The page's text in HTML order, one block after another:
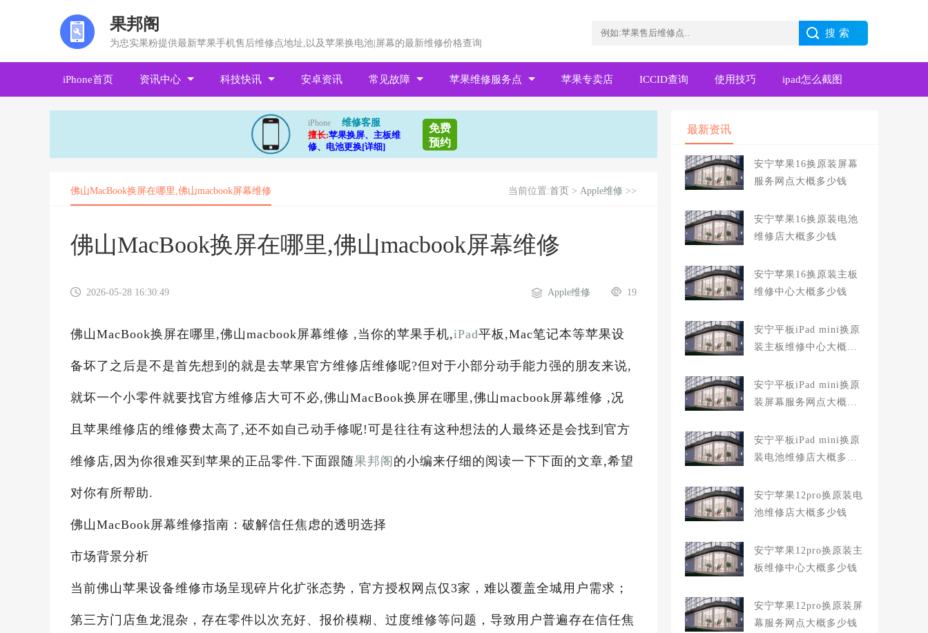
果邦阁
为忠实果粉提供最新苹果手机售后维修点地址,以及苹果换电池|屏幕的最新维修价格查询
iPhone首页 资讯中心 科技快讯 安卓资讯 常见故障 苹果维修服务点 苹果专卖店 ICCID查询 使用技巧 ipad怎么截图
iPhone
维修客服
擅长:苹果换屏、主板维
修、电池更换[详细]
免费
预约
佛山MacBook换屏在哪里,佛山macbook屏幕维修 当前位置:首页 > Apple维修 >>
佛山MacBook换屏在哪里,佛山macbook屏幕维修
2026-05-28 16:30:49 19
Apple维修
佛山MacBook换屏在哪里,佛山macbook屏幕维修 ,当你的苹果手机,iPad平板,Mac笔记本等苹果设
备坏了之后是不是首先想到的就是去苹果官方维修店维修呢?但对于小部分动手能力强的朋友来说,
就坏一个小零件就要找官方维修店大可不必,佛山MacBook换屏在哪里,佛山macbook屏幕维修 ,况
且苹果维修店的维修费太高了,还不如自己动手修呢!可是往往有这种想法的人最终还是会找到官方
维修店,因为你很难买到苹果的正品零件.下面跟随果邦阁 的小编来仔细的阅读一下下面的文章,希望
对你有所帮助.
佛山MacBook屏幕维修指南：破解信任焦虑的透明选择
市场背景分析
当前佛山苹果设备维修市场呈现碎片化扩张态势，官方授权网点仅3家，难以覆盖全城用户需求；
第三方门店鱼龙混杂，存在零件以次充好、报价模糊、过度维修等问题，导致用户普遍存在信任焦
最新资讯
安宁苹果16换原装屏幕
服务网点大概多少钱
安宁苹果16换原装电池
维修店大概多少钱
安宁苹果16换原装主板
维修中心大概多少钱
安宁平板iPad mini换原
装主板维修中心大概多
安宁平板iPad mini换原
装屏幕服务网点大概多
安宁平板iPad mini换原
装电池维修店大概多少
安宁苹果12pro换原装电
池维修店大概多少钱
安宁苹果12pro换原装主
板维修中心大概多少钱
安宁苹果12pro换原装屏
幕服务网点大概多少钱